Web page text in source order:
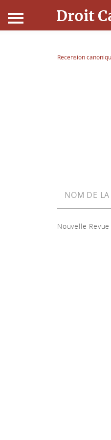
Droit
Recension
NOM DE
Nouvelle